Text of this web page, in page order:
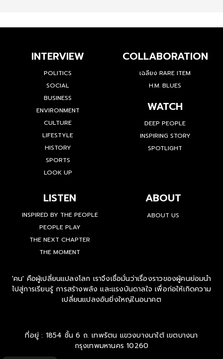
INTERVIEW
POLITICS
SOCIAL
BUSINESS
ENVIRONMENT
CULTURE
LIFESTYLE
HISTORY
SPORTS
LOOK UP
COLLABORATION
เฉลียง RARE ITEM
H.M. BLUES
WATCH
DEEP PEOPLE
INSPIRING STORY
SPOTLIGHT
LISTEN
INSPIRED BY THE PEOPLE
PEOPLE PLAY
THE NEXT CHAPTER
THE MOMENT
ABOUT
ABOUT US
'คน' คือผู้เปลี่ยนแปลงโลก เราจึงเชื่อมั่นว่าเรื่องราวของผู้คนย่อมนำ
ไปสู่การเรียนรู้ การสร้างพลัง และแรงบันดาลใจ เพื่อก่อให้เกิดความ
เปลี่ยนแปลงอันยิ่งใหญ่ในอนาคต
ที่อยู่ : 1854 ชั้น 6 ถ. เทพรัตน แขวงบางนาใต้ เขตบางนา
กรุงเทพมหานคร 10260